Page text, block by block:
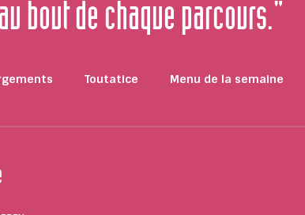
bout de chaque parcours."
Toutatice Menu de la semaine